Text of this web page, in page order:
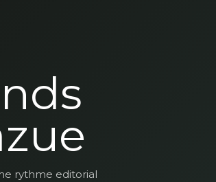
rythme editorial